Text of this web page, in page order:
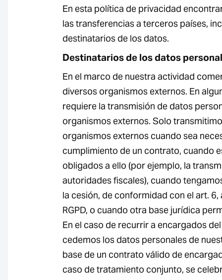
En esta política de privacidad
las transferencias a terceros países,
destinatarios de los datos.
Destinatarios de los datos
En el marco de nuestra actividad
diversos organismos externos. En
requiere la transmisión de datos
organismos externos. Solo
organismos externos cuando sea
cumplimiento de un contrato, cuando
obligados a ello (por ejemplo, la
autoridades fiscales), cuando
la cesión, de conformidad con el art.
RGPD, o cuando otra base jurídica
En el caso de recurrir a encargados
cedemos los datos personales de
base de un contrato válido de
caso de tratamiento conjunto, se